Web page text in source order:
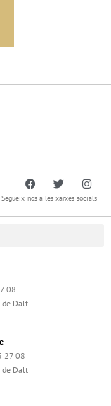
Segueix-nos a les xarxes socials
08
de Dalt
27 08
de Dalt